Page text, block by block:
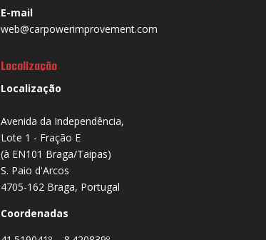
E-mail
web@carpowerimprovement.com
Localização
Localização
Avenida da Independência,
Lote 1 - Fração E
(à EN101 Braga/Taipas)
S. Paio d'Arcos
4705-162 Braga, Portugal
Coordenadas